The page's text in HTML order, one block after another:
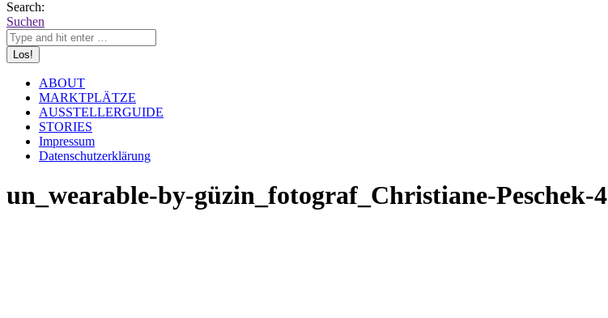
Search:
Suchen
ABOUT
MARKTPLÄTZE
AUSSTELLERGUIDE
STORIES
Impressum
Datenschutzerklärung
un_wearable-by-güzin_fotograf_Christiane-Peschek-4